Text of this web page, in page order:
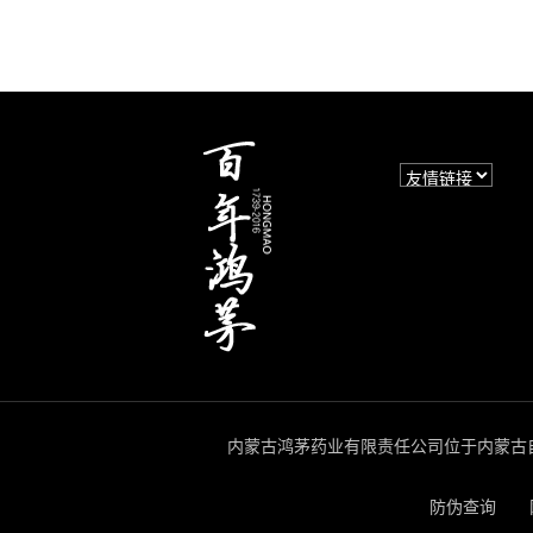
内蒙古鸿茅药业有限责任公司位于内蒙
防伪查询